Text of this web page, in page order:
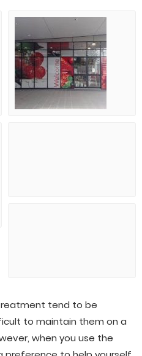
tend to be
to maintain them on a
when you use the